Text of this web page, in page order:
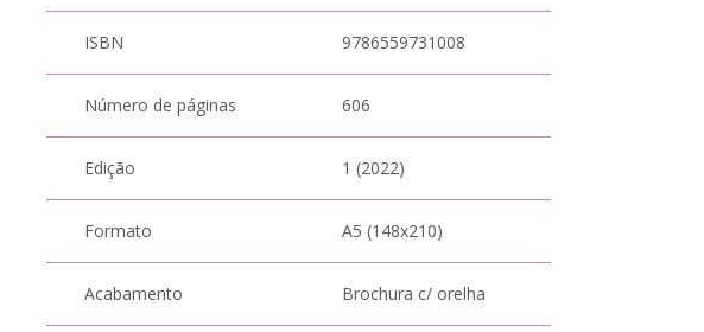
ISBN 9786559731008
Número de páginas 606
Edição 1 (2022)
Formato A5 (148x210)
Acabamento Brochura c/ orelha